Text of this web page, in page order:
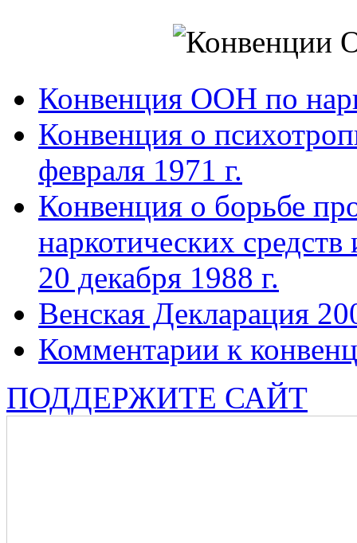
Конвенция ООН по
Конвенция о
февраля 1971 г.
Конвенция о борьбе
наркотических
20 декабря 1988 г.
Венская Декларация
Комментарии к
ПОДДЕРЖИТЕ САЙТ